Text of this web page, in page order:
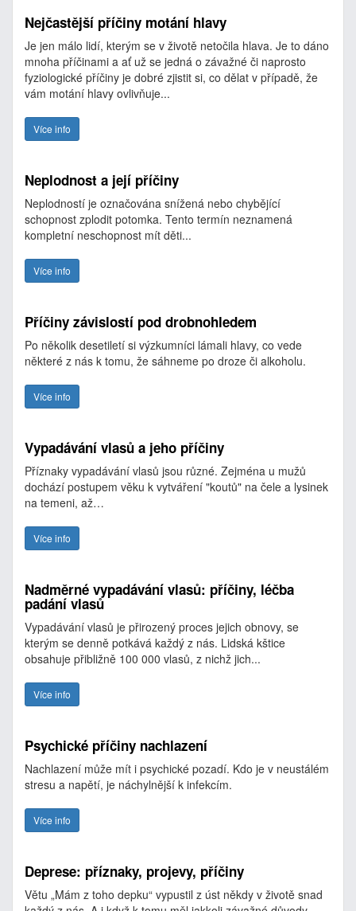
Nejčastější příčiny motání hlavy
Je jen málo lidí, kterým se v životě netočila hlava. Je to dáno
mnoha příčinami a ať už se jedná o závažné či naprosto
fyziologické příčiny je dobré zjistit si, co dělat v případě, že
vám motání hlavy ovlivňuje...
Více info
Neplodnost a její příčiny
Neplodností je označována snížená nebo chybějící
schopnost zplodit potomka. Tento termín neznamená
kompletní neschopnost mít děti...
Více info
Příčiny závislostí pod drobnohledem
Po několik desetiletí si výzkumníci lámali hlavy, co vede
některé z nás k tomu, že sáhneme po droze či alkoholu.
Více info
Vypadávání vlasů a jeho příčiny
Příznaky vypadávání vlasů jsou různé. Zejména u mužů
dochází postupem věku k vytváření "koutů" na čele a lysinek
na temeni, až…
Více info
Nadměrné vypadávání vlasů: příčiny, léčba
padání vlasů
Vypadávání vlasů je přirozený proces jejich obnovy, se
kterým se denně potkává každý z nás. Lidská kštice
obsahuje přibližně 100 000 vlasů, z nichž jich...
Více info
Psychické příčiny nachlazení
Nachlazení může mít i psychické pozadí. Kdo je v neustálém
stresu a napětí, je náchylnější k infekcím.
Více info
Deprese: příznaky, projevy, příčiny
Větu „Mám z toho depku“ vypustil z úst někdy v životě snad